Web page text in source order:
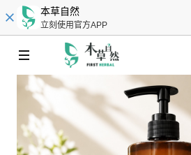
本草自然
立刻使用官方APP